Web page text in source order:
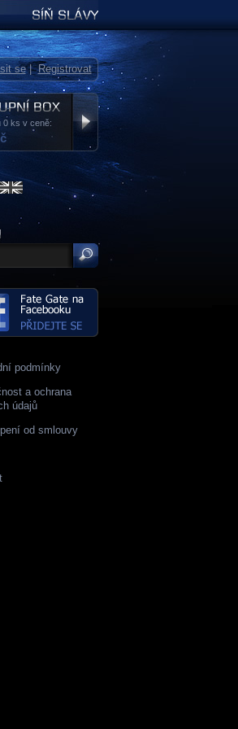
podmínky
a ochrana
údajů
od smlouvy
0 ks v ceně:
se|Registrovat
Síň slávy